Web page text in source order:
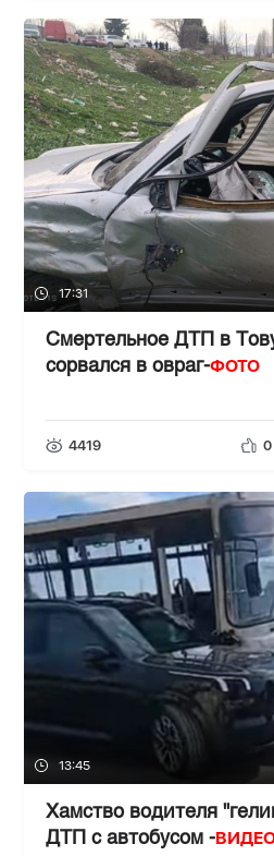
17:31
Смертельное ДТП в
сорвался в овраг-ФОТО
4419 0
13:45
Хамство водителя
ДТП с автобусом -